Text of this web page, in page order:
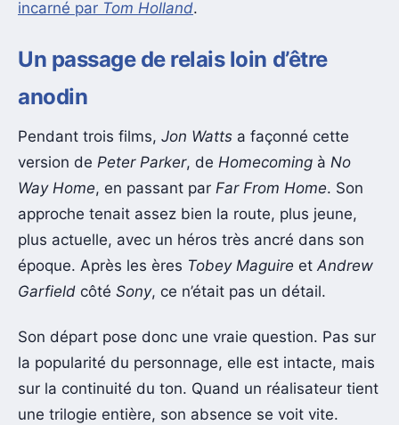
incarné par Tom Holland.
Un passage de relais loin d’être
anodin
Pendant trois films, Jon Watts a façonné cette
version de Peter Parker, de Homecoming à No
Way Home, en passant par Far From Home. Son
approche tenait assez bien la route, plus jeune,
plus actuelle, avec un héros très ancré dans son
époque. Après les ères Tobey Maguire et Andrew
Garfield côté Sony, ce n’était pas un détail.
Son départ pose donc une vraie question. Pas sur
la popularité du personnage, elle est intacte, mais
sur la continuité du ton. Quand un réalisateur tient
une trilogie entière, son absence se voit vite.